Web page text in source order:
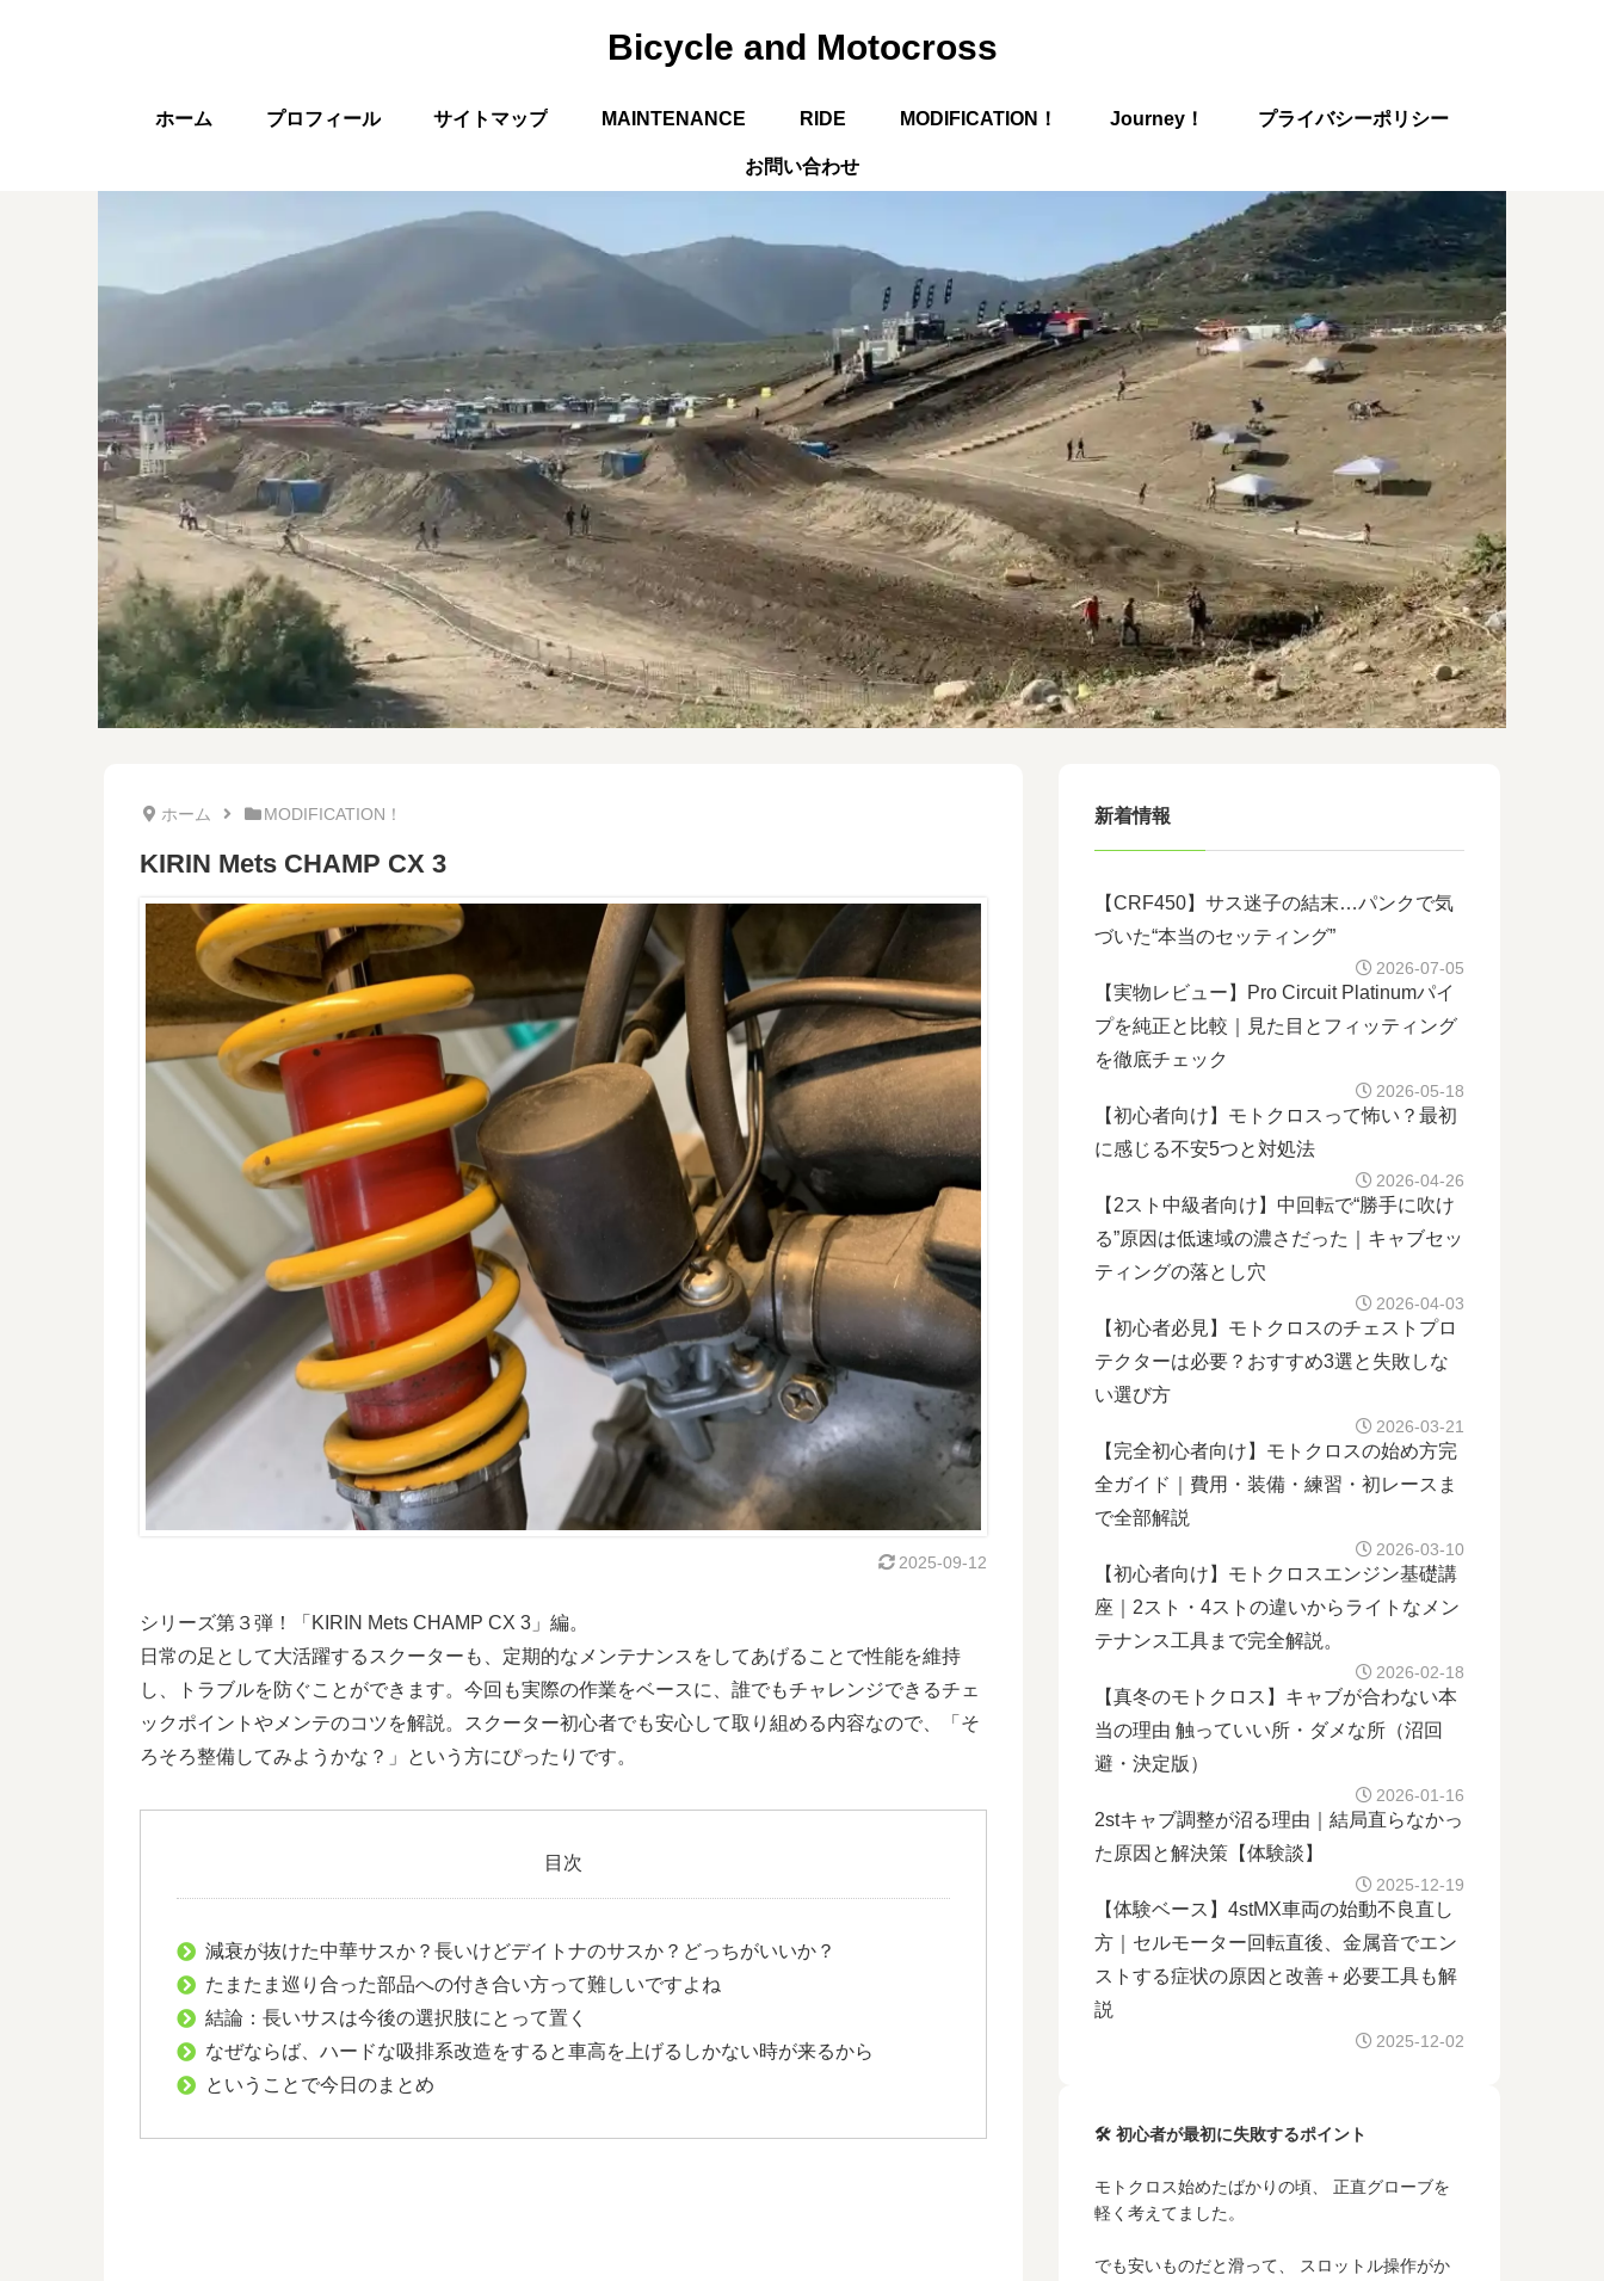
Bicycle and Motocross
ホーム プロフィール サイトマップ MAINTENANCE RIDE MODIFICATION！ Journey！ プライバシーポリシー
お問い合わせ
ホーム MODIFICATION！
KIRIN Mets CHAMP CX 3
2025-09-12
シリーズ第３弾！「KIRIN Mets CHAMP CX 3」編。
日常の足として大活躍するスクーターも、定期的なメンテナンスをしてあげることで性能を維持
し、トラブルを防ぐことができます。今回も実際の作業をベースに、誰でもチャレンジできるチェ
ックポイントやメンテのコツを解説。スクーター初心者でも安心して取り組める内容なので、「そ
ろそろ整備してみようかな？」という方にぴったりです。
目次
減衰が抜けた中華サスか？長いけどデイトナのサスか？どっちがいいか？
たまたま巡り合った部品への付き合い方って難しいですよね
結論：長いサスは今後の選択肢にとって置く
なぜならば、ハードな吸排系改造をすると車高を上げるしかない時が来るから
ということで今日のまとめ
新着情報
【CRF450】サス迷子の結末…パンクで気
づいた“本当のセッティング”
2026-07-05
【実物レビュー】Pro Circuit Platinumパイ
プを純正と比較｜見た目とフィッティング
を徹底チェック
2026-05-18
【初心者向け】モトクロスって怖い？最初
に感じる不安5つと対処法
2026-04-26
【2スト中級者向け】中回転で“勝手に吹け
る”原因は低速域の濃さだった｜キャブセッ
ティングの落とし穴
2026-04-03
【初心者必見】モトクロスのチェストプロ
テクターは必要？おすすめ3選と失敗しな
い選び方
2026-03-21
【完全初心者向け】モトクロスの始め方完
全ガイド｜費用・装備・練習・初レースま
で全部解説
2026-03-10
【初心者向け】モトクロスエンジン基礎講
座｜2スト・4ストの違いからライトなメン
テナンス工具まで完全解説。
2026-02-18
【真冬のモトクロス】キャブが合わない本
当の理由 触っていい所・ダメな所（沼回
避・決定版）
2026-01-16
2stキャブ調整が沼る理由｜結局直らなかっ
た原因と解決策【体験談】
2025-12-19
【体験ベース】4stMX車両の始動不良直し
方｜セルモーター回転直後、金属音でエン
ストする症状の原因と改善＋必要工具も解
説
2025-12-02
🛠 初心者が最初に失敗するポイント
モトクロス始めたばかりの頃、 正直グローブを
軽く考えてました。
でも安いものだと滑って、 スロットル操作がか